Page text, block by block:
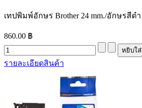
เทปพิมพ์อักษร Brother 24 mm./อักษรสีด
860.00 ฿
รายละเอียดสินค้า